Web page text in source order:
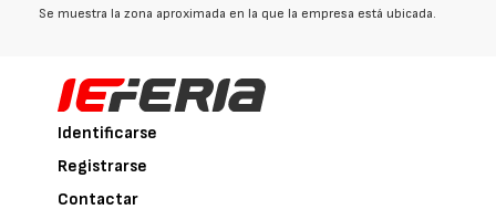
Se muestra la zona aproximada en la que la empresa está ubicada.
Identificarse
Registrarse
Contactar